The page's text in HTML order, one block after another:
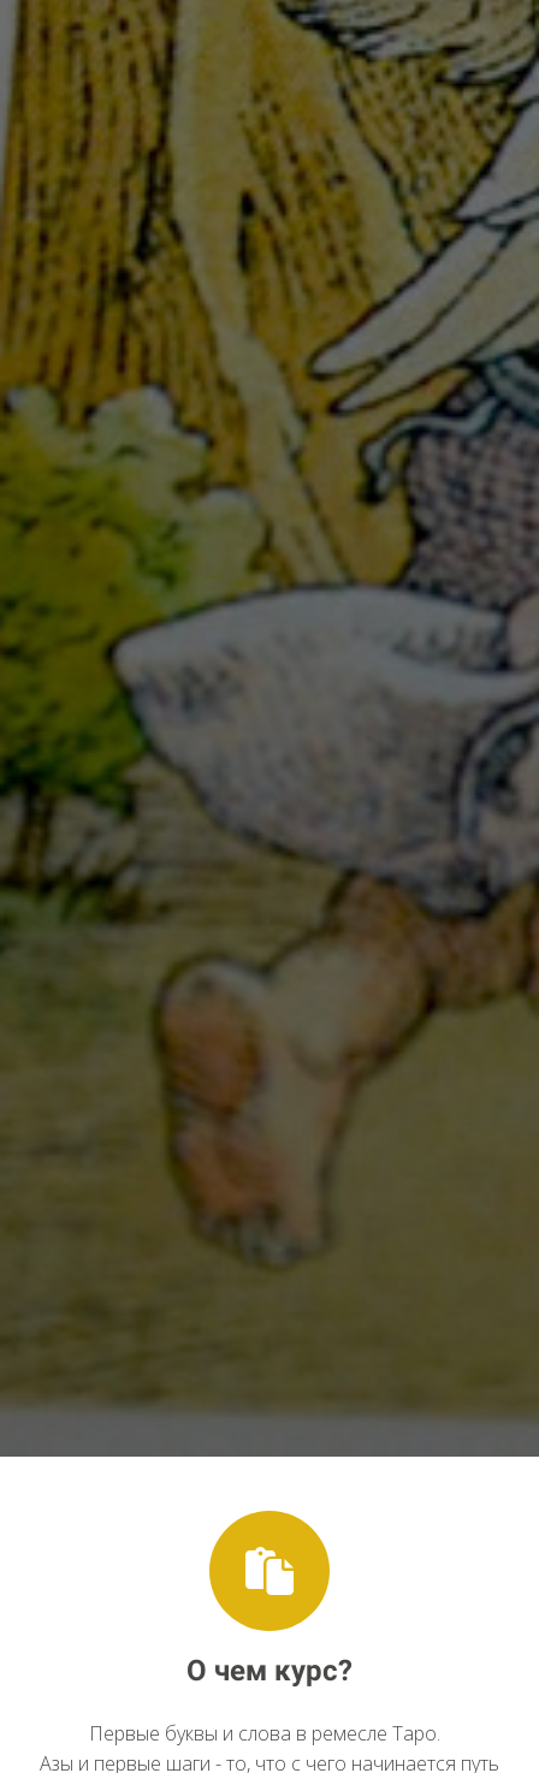
О чем курс?
Первые буквы и слова в ремесле Таро.
Азы и первые шаги - то, что с чего начинается путь